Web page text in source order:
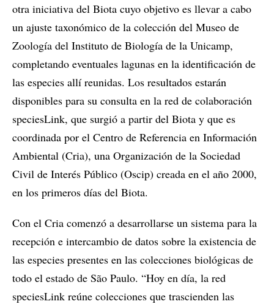
otra iniciativa del Biota cuyo objetivo es llevar a cabo
un ajuste taxonómico de la colección del Museo de
Zoología del Instituto de Biología de la Unicamp,
completando eventuales lagunas en la identificación de
las especies allí reunidas. Los resultados estarán
disponibles para su consulta en la red de colaboración
speciesLink, que surgió a partir del Biota y que es
coordinada por el Centro de Referencia en Información
Ambiental (Cria), una Organización de la Sociedad
Civil de Interés Público (Oscip) creada en el año 2000,
en los primeros días del Biota.
Con el Cria comenzó a desarrollarse un sistema para la
recepción e intercambio de datos sobre la existencia de
las especies presentes en las colecciones biológicas de
todo el estado de São Paulo. “Hoy en día, la red
speciesLink reúne colecciones que trascienden las